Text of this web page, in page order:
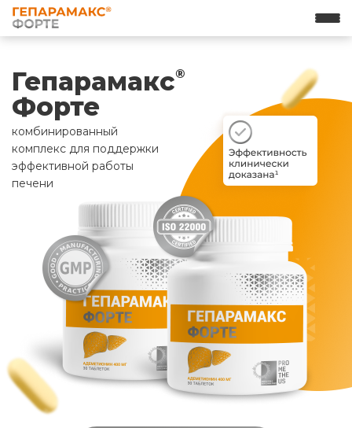
Гепарамакс®
Форте
комбинированный
комплекс для поддержки
эффективной работы
печени